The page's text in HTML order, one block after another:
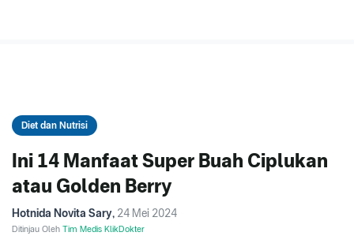
Diet dan Nutrisi
Ini 14 Manfaat Super Buah Ciplukan
atau Golden Berry
Hotnida Novita Sary, 24 Mei 2024
Ditinjau Oleh Tim Medis KlikDokter